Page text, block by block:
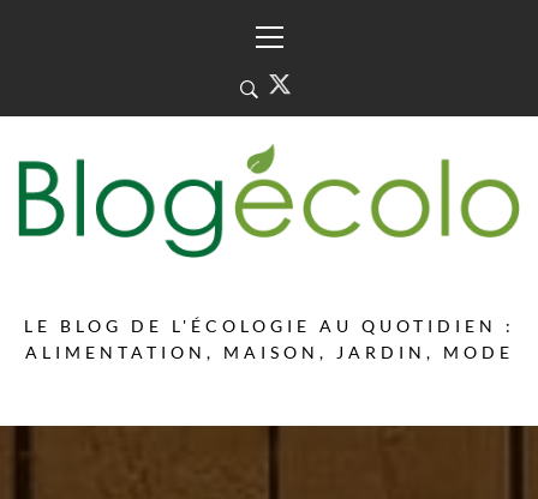
Menu
LE BLOG DE L'ÉCOLOGIE AU QUOTIDIEN :
ALIMENTATION, MAISON, JARDIN, MODE